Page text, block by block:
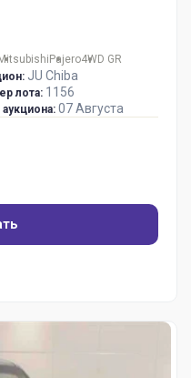
Mitsubishi Pajero4WD GR
JU Chiba
лота: 1156
аукциона: 07 Августа